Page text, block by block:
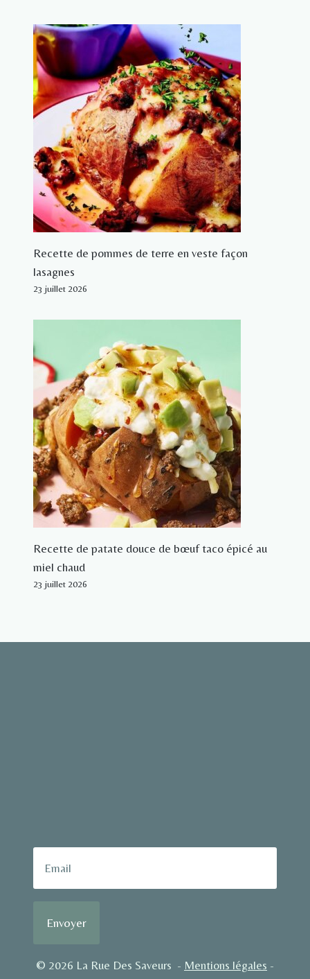
Recette de pommes de terre en veste façon
lasagnes
23 juillet 2026
Recette de patate douce de bœuf taco épicé au
miel chaud
23 juillet 2026
© 2026 La Rue Des Saveurs - Mentions légales -
Envoyer